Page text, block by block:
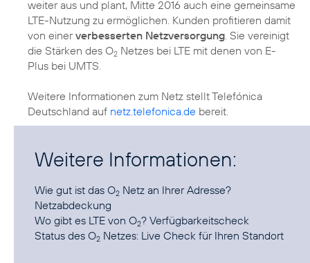
weiter aus und plant, Mitte 2016 auch eine gemeinsame
LTE-Nutzung zu ermöglichen. Kunden profitieren damit
von einerverbesserten Netzversorgung. Sie vereinigt
die Stärken des O2 Netzes bei LTE mit denen von E-
Plus bei UMTS.
Weitere Informationen zum Netz stellt Telefónica
Deutschland auf netz.telefonica.de bereit.
Weitere Informationen:
Wie gut ist das O2 Netz an Ihrer Adresse?
Netzabdeckung
Wo gibt es LTE von O2? Verfügbarkeitscheck
Status des O2 Netzes: Live Check für Ihren Standort